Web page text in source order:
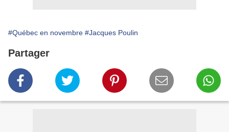
#Québec en novembre #Jacques Poulin
Partager